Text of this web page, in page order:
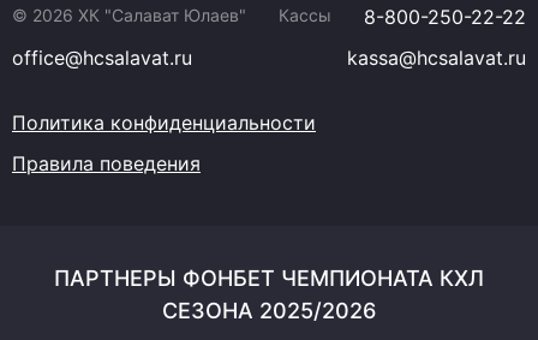
© 2026 ХК "Салават Юлаев" Кассы
8-800-250-22-22
office@hcsalavat.ru
kassa@hcsalavat.ru
Политика конфиденциальности
Правила поведения
ПАРТНЕРЫ ФОНБЕТ ЧЕМПИОНАТА КХЛ
СЕЗОНА 2025/2026